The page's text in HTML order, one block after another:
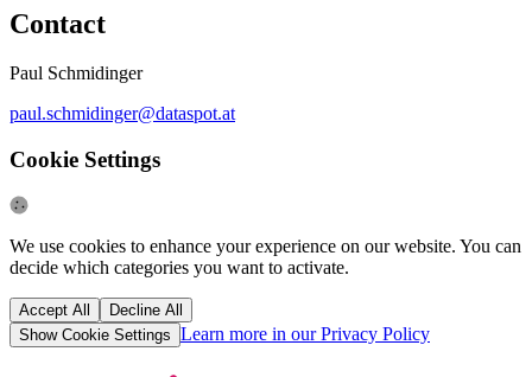
Contact
Paul Schmidinger
paul.schmidinger@dataspot.at
Cookie Settings
We use cookies to enhance your experience on our website. You can
decide which categories you want to activate.
Accept All
Decline All
Show Cookie Settings Learn more in our Privacy Policy